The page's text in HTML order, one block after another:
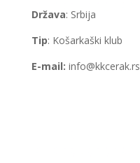
Država: Srbija
Tip: Košarkaški klub
E-mail: info@kkcerak.rs